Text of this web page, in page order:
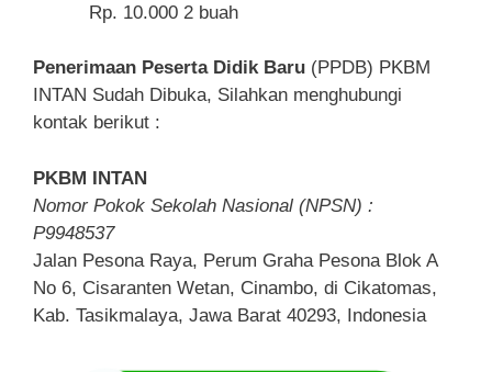
Rp. 10.000 2 buah
Penerimaan Peserta Didik Baru (PPDB) PKBM
INTAN Sudah Dibuka, Silahkan menghubungi
kontak berikut :
PKBM INTAN
Nomor Pokok Sekolah Nasional (NPSN) :
P9948537
Jalan Pesona Raya, Perum Graha Pesona Blok A
No 6, Cisaranten Wetan, Cinambo, di Cikatomas,
Kab. Tasikmalaya, Jawa Barat 40293, Indonesia